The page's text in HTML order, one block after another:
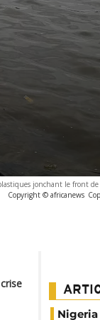
jonchant le front
Copyright © africanews